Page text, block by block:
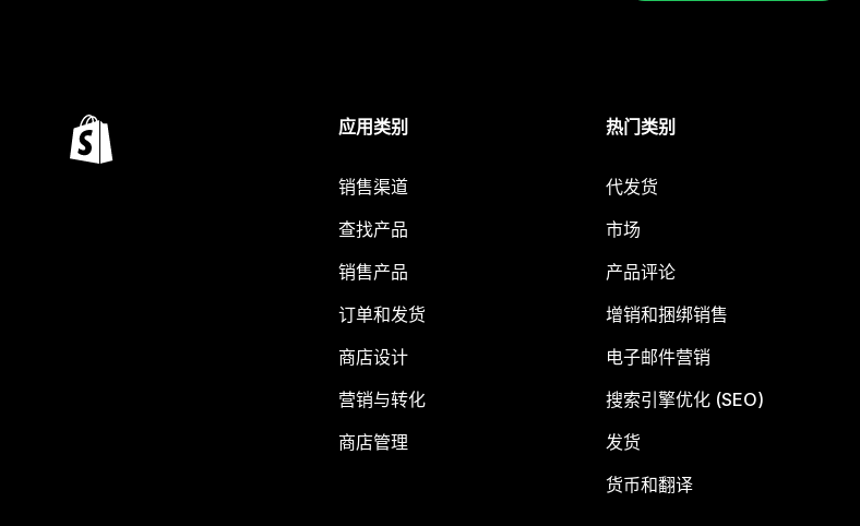
应用类别
销售渠道
查找产品
销售产品
订单和发货
商店设计
营销与转化
商店管理
热门类别
代发货
市场
产品评论
增销和捆绑销售
电子邮件营销
搜索引擎优化 (SEO)
发货
货币和翻译